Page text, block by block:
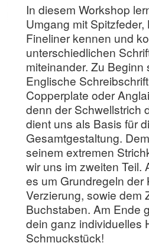
In diesem Workshop
Umgang mit
Fineliner kennen und
unterschiedlichen
miteinander. Zu Beginn
Englische
Copperplate oder
denn der Schwellstrich
dient uns als Basis für
Gesamtgestaltung.
seinem extremen
wir uns im zweiten Teil.
es um Grundregeln der
Verzierung, sowie dem
Buchstaben. Am Ende
dein ganz individuelles
Schmuckstück!